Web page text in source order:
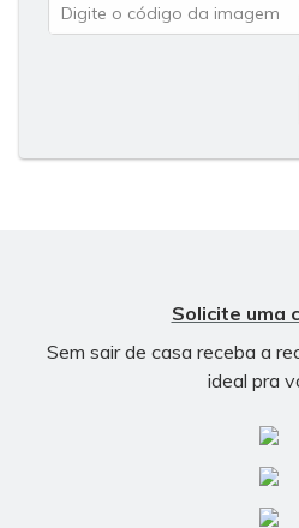
Solicite uma
Sem sair de casa receba a
ideal pra